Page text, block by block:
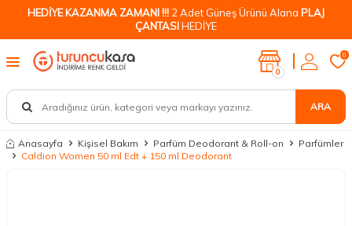
HEDİYE KAZANMA ZAMANI !!! 2 Adet Güneş Ürünü Alana PLAJ
ÇANTASIHEDİYE
ARA
0
0
Anasayfa Kişisel Bakım Parfüm Deodorant & Roll-on
Parfümler
Caldion Women 50 ml Edt + 150 ml Deodorant